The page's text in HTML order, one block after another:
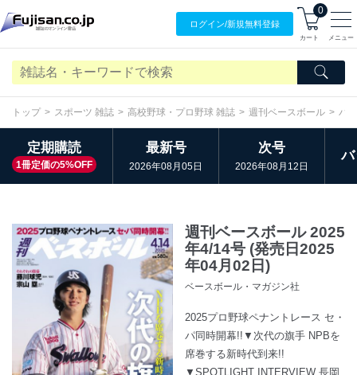
ログイン/新規無料登録
0
カート メニュー
トップ スポーツ 雑誌 高校野球・プロ野球 雑誌 週刊ベースボール バ
定期購読
1冊定価の5%OFF
最新号
2026年08月05日
次号
2026年08月12日
週刊ベースボール 2025
年4/14号 (発売日2025
年04月02日)
ベースボール・マガジン社
2025プロ野球ペナントレース セ・
パ同時開幕!!▼次代の旗手 NPBを
席巻する新時代到来!!
▼SPOTLIGHT INTERVIEW 長岡